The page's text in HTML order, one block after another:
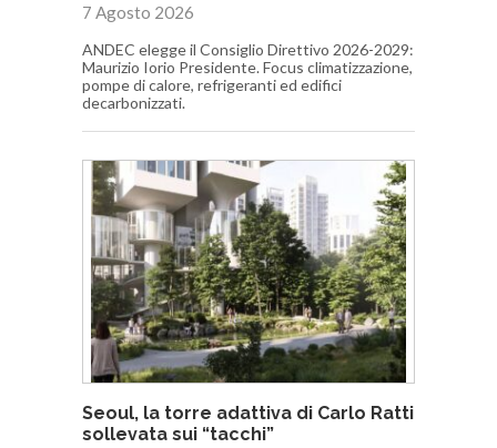
7 Agosto 2026
ANDEC elegge il Consiglio Direttivo 2026-2029:
Maurizio Iorio Presidente. Focus climatizzazione,
pompe di calore, refrigeranti ed edifici
decarbonizzati.
Seoul, la torre adattiva di Carlo Ratti
sollevata sui “tacchi”